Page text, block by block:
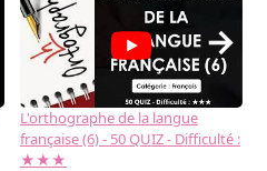
L'orthographe de la langue
française (6) - 50 QUIZ - Difficulté :
★★★
→